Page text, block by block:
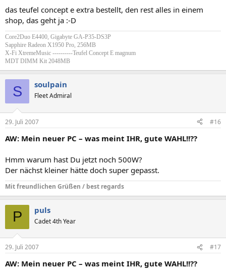
das teufel concept e extra bestellt, den rest alles in einem
shop, das geht ja :-D
Core2Duo E4400, Gigabyte GA-P35-DS3P
Sapphire Radeon X1950 Pro, 256MB
X-Fi XtremeMusic ----------Teufel Concept E magnum
MDT DIMM Kit 2048MB
S soulpain
Fleet Admiral
29. Juli 2007 #16
AW: Mein neuer PC – was meint IHR, gute WAHL!!??
Hmm warum hast Du jetzt noch 500W?
Der nächst kleiner hätte doch super gepasst.
Mit freundlichen Grüßen / best regards
P puls
Cadet 4th Year
29. Juli 2007 #17
AW: Mein neuer PC – was meint IHR, gute WAHL!!??